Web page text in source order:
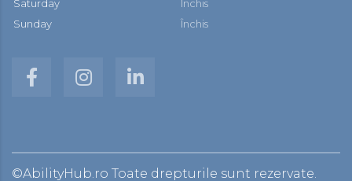
Saturday
Închis
Sunday
Închis
©AbilityHub.ro Toate drepturile sunt rezervate.